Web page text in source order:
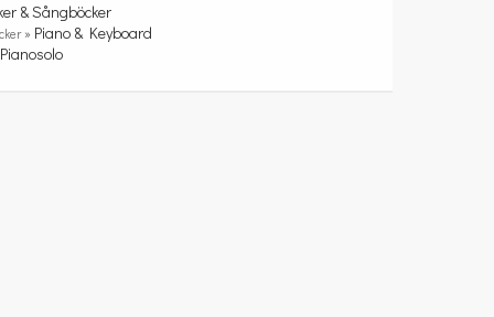
& Sångböcker
» Piano & Keyboard
Pianosolo